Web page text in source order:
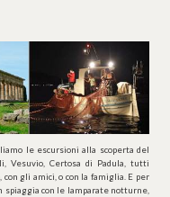
le escursioni alla scoperta del
Vesuvio, Certosa di Padula, tutti
gli amici, o con la famiglia. E per
con le lamparate notturne,